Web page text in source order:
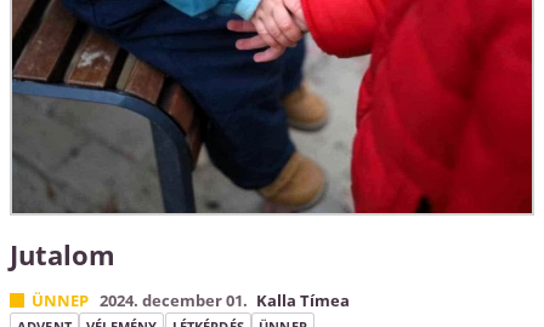
Jutalom
ÜNNEP 2024. december 01. Kalla Tímea